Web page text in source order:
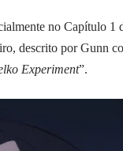
no Capítulo
descrito por Gunn
Experiment”.